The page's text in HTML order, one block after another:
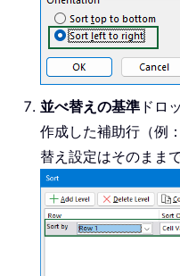
並べ替えの基準 ドロ
作成した補助行（例
替え設定はそのまま